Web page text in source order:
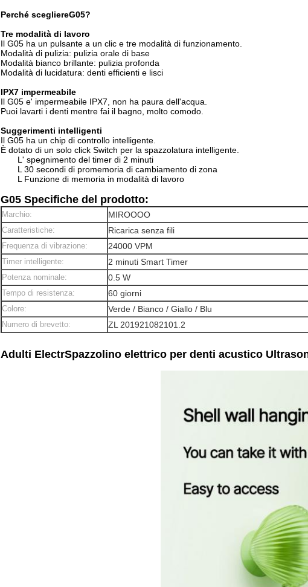
Perché scegliereG05?
Tre modalità di lavoro
Il G05 ha un pulsante a un clic e tre modalità di funzionamento.
Modalità di pulizia: pulizia orale di base
Modalità bianco brillante: pulizia profonda
Modalità di lucidatura: denti efficienti e lisci
IPX7 impermeabile
Il G05 e' impermeabile IPX7, non ha paura dell'acqua.
Puoi lavarti i denti mentre fai il bagno, molto comodo.
Suggerimenti intelligenti
Il G05 ha un chip di controllo intelligente.
È dotato di un solo click Switch per la spazzolatura intelligente.
L' spegnimento del timer di 2 minuti
L 30 secondi di promemoria di cambiamento di zona
L Funzione di memoria in modalità di lavoro
G05 Specifiche del prodotto:
Marchio: MIROOOO
Caratteristiche: Ricarica senza fili
Frequenza di vibrazione: 24000 VPM
Timer intelligente: 2 minuti Smart Timer
Potenza nominale: 0.5 W
Tempo di resistenza: 60 giorni
Colore: Verde / Bianco / Giallo / Blu
Numero di brevetto: ZL 201921082101.2
Adulti ElectrSpazzolino elettrico per denti acustico